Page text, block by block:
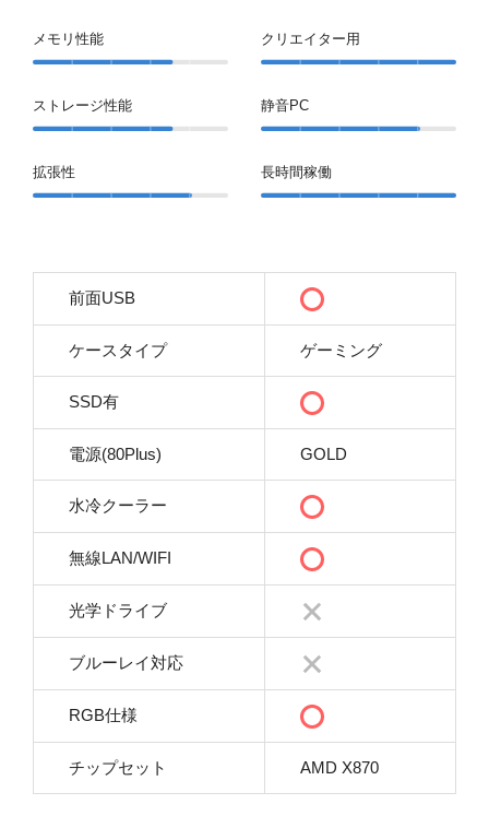
メモリ性能
ストレージ性能
拡張性
クリエイター用
静音PC
長時間稼働
前面USB
ケースタイプ ゲーミング
SSD有
電源(80Plus) GOLD
水冷クーラー
無線LAN/WIFI
光学ドライブ
ブルーレイ対応
RGB仕様
チップセット AMD X870